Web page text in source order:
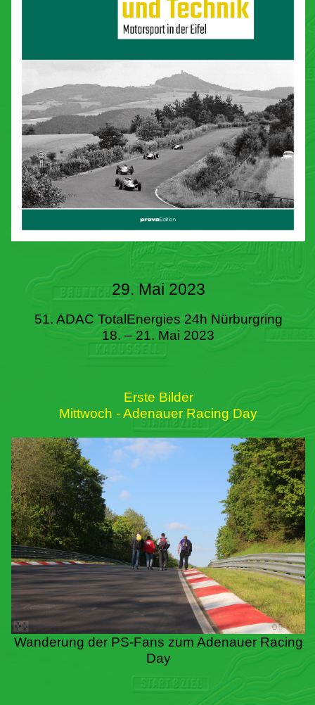
29. Mai 2023
51. ADAC TotalEnergies 24h Nürburgring
18. – 21. Mai 2023
Erste Bilder
Mittwoch - Adenauer Racing Day
Wanderung der PS-Fans zum Adenauer Racing
Day